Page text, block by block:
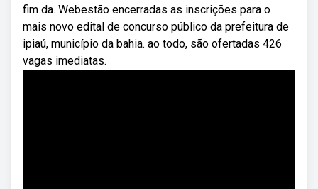
fim da. Webestão encerradas as inscrições para o
mais novo edital de concurso público da prefeitura de
ipiaú, município da bahia. ao todo, são ofertadas 426
vagas imediatas.